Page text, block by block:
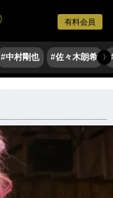
有料会員
#中村剛也 #佐々木朗希 〉